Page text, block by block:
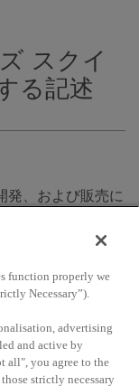
スクイ
る記述
発、および販売に
でいます。そうし
リスクと不確実
現在の予想と大
ません。特に、
適応追加について
プレスリリース
function properly we
Necessary”).
advertising
and active by
all", you agree to the
strictly necessary